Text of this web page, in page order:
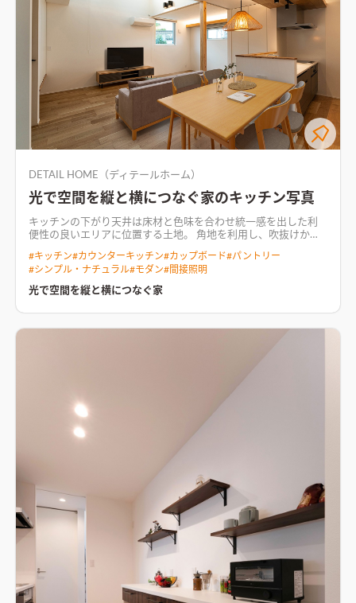
DETAIL HOME（ディテールホーム）
光で空間を縦と横につなぐ家のキッチン写真
キッチンの下がり天井は床材と色味を合わせ統一感を出した利
便性の良いエリアに位置する土地。 角地を利用し、吹抜けから
ーのソリッド、軒天にはレッドシダーを使用したこだわりの外
観。 インテリアは、ナチュラルな雰囲気で仕上げた。 1Fは間接
照明で横に光を広げ、リビングは吹抜けからスポットの縦ライン
に広がる光と、大きな窓から降り注ぐ光で縦につなぐ。 また、
吹抜けを介し、2Fとの空間につながりを持たせた。 光が家族の
#キッチン#カウンターキッチン#カップボード#パントリー
#シンプル・ナチュラル#モダン#間接照明
光で空間を縦と横につなぐ家